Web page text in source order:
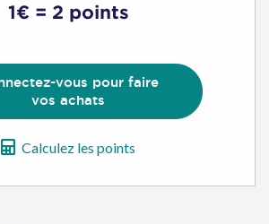
1€ = 2 points
vous pour faire
vos achats
Calculez les points